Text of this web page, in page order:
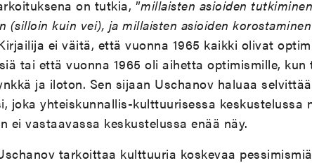
on tutkia, ”millaisten asioiden
(silloin kuin vei), ja millaisten asioiden
ei väitä, että vuonna 1965 kaikki olivat
tai että vuonna 1965 oli aihetta optimismille, kun
ja iloton. Sen sijaan Uschanov haluaa
joka yhteiskunnallis-kulttuurisessa keskustelussa
ei vastaavassa keskustelussa enää näy.
tarkoittaa kulttuuria koskevaa